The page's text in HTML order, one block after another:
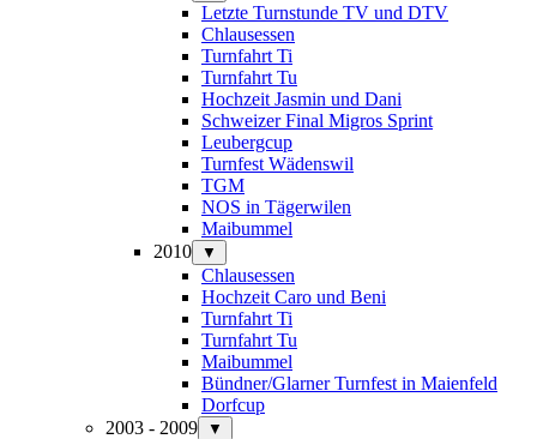
Letzte Turnstunde TV und DTV
Chlausessen
Turnfahrt Ti
Turnfahrt Tu
Hochzeit Jasmin und Dani
Schweizer Final Migros Sprint
Leubergcup
Turnfest Wädenswil
TGM
NOS in Tägerwilen
Maibummel
2010
▼
Chlausessen
Hochzeit Caro und Beni
Turnfahrt Ti
Turnfahrt Tu
Maibummel
Bündner/Glarner Turnfest in Maienfeld
Dorfcup
2003 - 2009
▼